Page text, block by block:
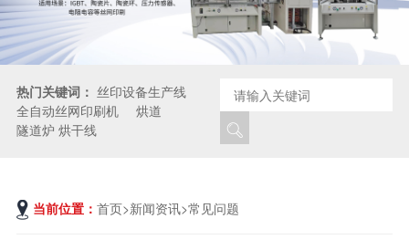
热门关键词： 丝印设备生产线
全自动丝网印刷机
烘道
隧道炉 烘干线
当前位置： 首页>新闻资讯>常见问题